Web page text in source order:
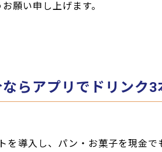
願い申し上げます。
らアプリでドリンク3
導入し、パン・お菓子を現金